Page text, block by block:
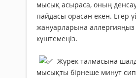
мысық асыраса, оның
пайдасы орасан екен. Егер
жануарларына аллергияңыз
күштемеңіз.
Жүрек талмасына
мысықты бірнеше минут